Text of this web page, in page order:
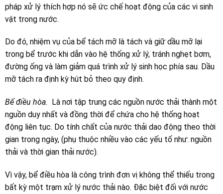
pháp xử lý thích hợp nó sẽ ức chế hoạt động của các vi sinh
vật trong nước.
Do đó, nhiệm vụ của bể tách mỡ là tách và giữ dầu mỡ lại
trong bể trước khi dẫn vào hệ thống xử lý, tránh nghẹt bơm,
đường ống và làm giảm quá trình xử lý sinh học phía sau. Dầu
mỡ tách ra định kỳ hút bỏ theo quy định.
Bể điều hòa. Là nơi tập trung các nguồn nước thải thành một
nguồn duy nhất và đồng thời để chứa cho hệ thống hoạt
động liên tục. Do tính chất của nước thải dao động theo thời
gian trong ngày, (phụ thuộc nhiều vào các yếu tố như: nguồn
thải và thời gian thải nước).
Vì vậy, bể điều hòa là công trình đơn vị không thể thiếu trong
bất kỳ một trạm xử lý nước thải nào. Đặc biệt đối với nước